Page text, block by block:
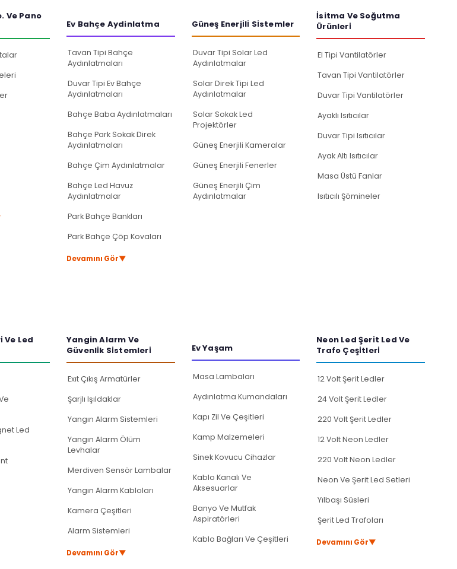
Gönder
Ve Pano
Ev Bahçe Aydinlatma
Tavan Tipi Bahçe
Aydınlatmaları
Duvar Tipi Ev Bahçe
Aydınlatmaları
Bahçe Baba Aydınlatmaları
Bahçe Park Sokak Direk
Aydınlatmaları
Bahçe Çim Aydınlatmalar
Bahçe Led Havuz
Aydınlatmalar
Park Bahçe Bankları
Park Bahçe Çöp Kovaları
Devamını Gör▼
Güneş Enerji̇li̇ Si̇stemler
Duvar Tipi Solar Led
Aydınlatmalar
Solar Direk Tipi Led
Aydınlatmalar
Solar Sokak Led
Projektörler
Güneş Enerjili Kameralar
Güneş Enerjili Fenerler
Güneş Enerjili Çim
Aydınlatmalar
İsitma Ve Soğutma
Ürünleri̇
El Tipi Vantilatörler
Tavan Tipi Vantilatörler
Duvar Tipi Vantilatörler
Ayaklı Isıtıcılar
Duvar Tipi Isıtıcılar
Ayak Altı Isıtıcılar
Masa Üstü Fanlar
Isıtıcılı Şömineler
Ve Led
Led
Yangin Alarm Ve
Güvenli̇k Si̇stemleri̇
Exıt Çıkış Armatürler
Şarjlı Işıldaklar
Yangın Alarm Sistemleri
Yangın Alarm Ölüm
Levhalar
Merdiven Sensör Lambalar
Yangın Alarm Kabloları
Kamera Çeşitleri
Alarm Sistemleri
Devamını Gör▼
Ev Yaşam
Masa Lambaları
Aydınlatma Kumandaları
Kapı Zil Ve Çeşitleri
Kamp Malzemeleri
Sinek Kovucu Cihazlar
Kablo Kanalı Ve
Aksesuarlar
Banyo Ve Mutfak
Aspiratörleri
Kablo Bağları Ve Çeşitleri
Neon Led Şeri̇t Led Ve
Trafo Çeşi̇tleri̇
12 Volt Şerit Ledler
24 Volt Şerit Ledler
220 Volt Şerit Ledler
12 Volt Neon Ledler
220 Volt Neon Ledler
Neon Ve Şerit Led Setleri
Yılbaşı Süsleri
Şerit Led Trafoları
Devamını Gör▼